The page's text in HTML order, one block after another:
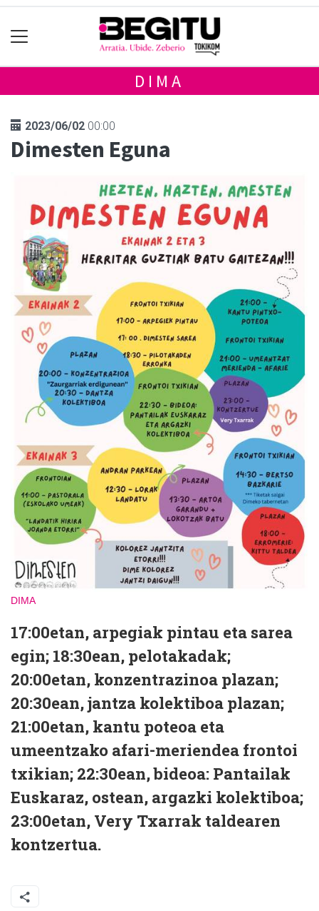
DIMA
2023/06/02 00:00
Dimesten Eguna
DIMA
17:00etan, arpegiak pintau eta sarea
egin; 18:30ean, pelotakadak;
20:00etan, konzentrazinoa plazan;
20:30ean, jantza kolektiboa plazan;
21:00etan, kantu poteoa eta
umeentzako afari-meriendea frontoi
txikian; 22:30ean, bideoa: Pantailak
Euskaraz, ostean, argazki kolektiboa;
23:00etan, Very Txarrak taldearen
kontzertua.